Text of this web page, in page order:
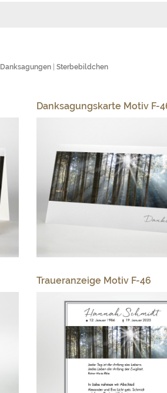
Danksagungen Sterbebildchen
Danksagungskarte Motiv F-
Traueranzeige Motiv F-46